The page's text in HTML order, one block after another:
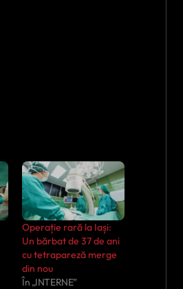
Operație rară la Iași:
Un bărbat de 37 de ani
cu tetrapareză merge
din nou
În „INTERNE”